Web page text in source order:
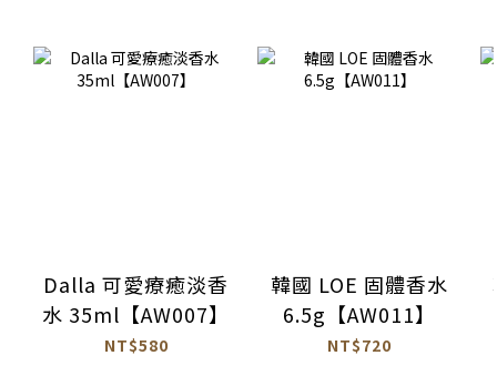
Dalla 可愛療癒淡香
水 35ml【AW007】
NT$580
韓國 LOE 固體香水
6.5g【AW011】
NT$720